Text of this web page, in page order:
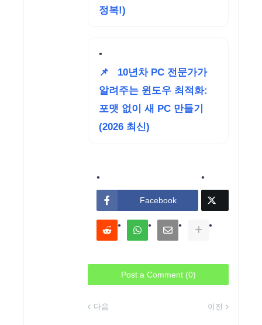
정복!)
📌
10년차 PC 전문가가
알려주는 윈도우 최적화:
포맷 없이 새 PC 만들기
(2026 최신)
Facebook
Post a Comment (0)
다음 이전